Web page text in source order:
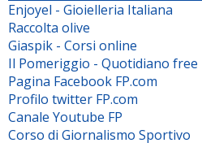
Enjoyel - Gioielleria Italiana
Raccolta olive
Giaspik - Corsi online
Il Pomeriggio - Quotidiano free
Pagina Facebook FP.com
Profilo twitter FP.com
Canale Youtube FP
Corso di Giornalismo Sportivo